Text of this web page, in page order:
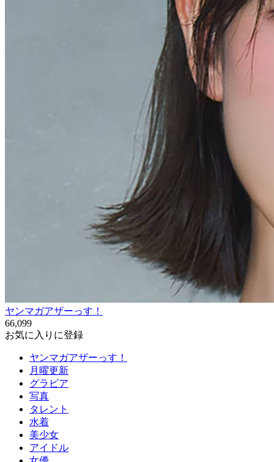
ヤンマガアザーっす！
66,099
お気に入りに登録
ヤンマガアザーっす！
月曜更新
グラビア
写真
タレント
水着
美少女
アイドル